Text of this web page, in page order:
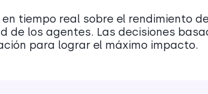
tiempo real sobre el rendimiento
de los agentes. Las decisiones
para lograr el máximo impacto.